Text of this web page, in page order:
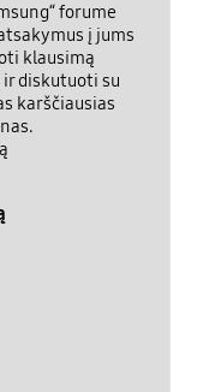
forume
į jums
klausimą
ir diskutuoti su
karščiausias